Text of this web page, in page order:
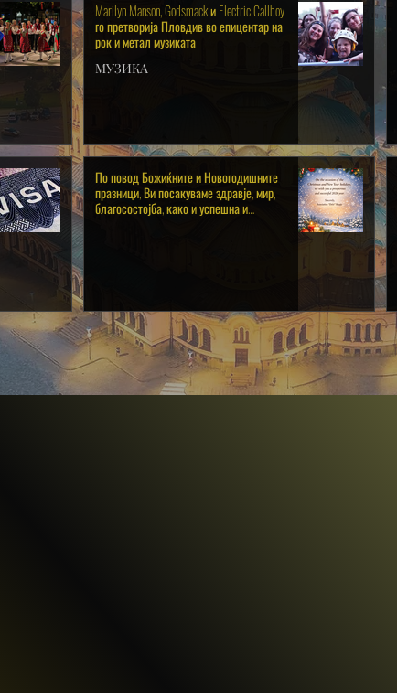
Marilyn Manson, Godsmack и Electric Callboy
го претворија Пловдив во епицентар на
рок и метал музиката
МУЗИКА
По повод Божиќните и Новогодишните
празници, Ви посакуваме здравје, мир,
благосостојба, како и успешна и